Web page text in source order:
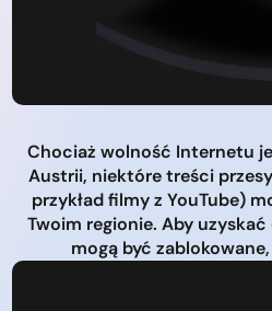
Chociaż wolność Internetu
Austrii, niektóre treści
przykład filmy z YouTube)
Twoim regionie. Aby
mogą być